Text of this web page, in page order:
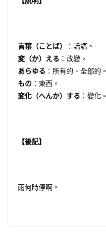
言葉（ことば）
：話語。
変（か）える ：改變。
あらゆる ：所有的、全部的。
もの ：東西。
変化（へんか）する ：變化。
【後記】
雨何時停啊。